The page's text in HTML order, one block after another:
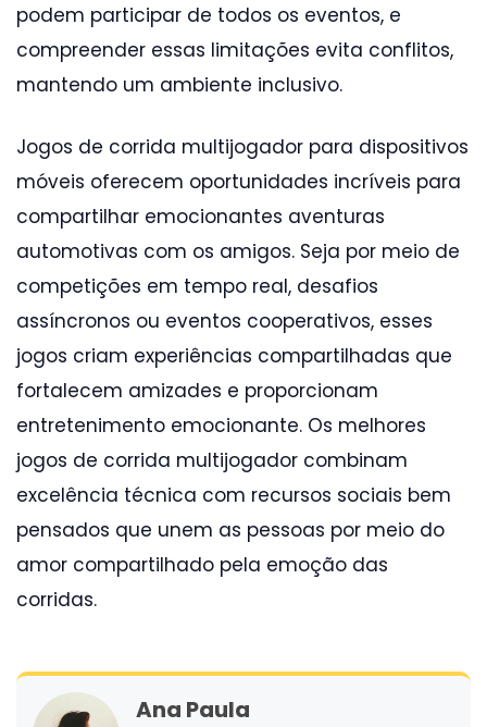
podem participar de todos os eventos, e
compreender essas limitações evita conflitos,
mantendo um ambiente inclusivo.
Jogos de corrida multijogador para dispositivos
móveis oferecem oportunidades incríveis para
compartilhar emocionantes aventuras
automotivas com os amigos. Seja por meio de
competições em tempo real, desafios
assíncronos ou eventos cooperativos, esses
jogos criam experiências compartilhadas que
fortalecem amizades e proporcionam
entretenimento emocionante. Os melhores
jogos de corrida multijogador combinam
excelência técnica com recursos sociais bem
pensados que unem as pessoas por meio do
amor compartilhado pela emoção das
corridas.
Ana Paula